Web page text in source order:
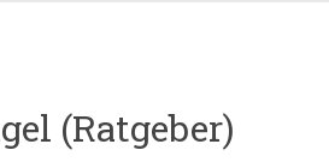
(Ratgeber)